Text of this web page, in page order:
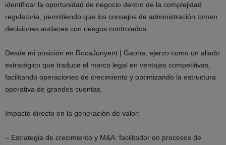
identificar la oportunidad de negocio dentro de la complejidad
regulatoria, permitiendo que los consejos de administración tomen
decisiones audaces con riesgos controlados.
Desde mi posición en RocaJunyent | Gaona, ejerzo como un aliado
estratégico que traduce el marco legal en ventajas competitivas,
facilitando operaciones de crecimiento y optimizando la estructura
operativa de grandes cuentas.
Impacto directo en la generación de valor:
– Estrategia de crecimiento y M&A: facilitador en procesos de